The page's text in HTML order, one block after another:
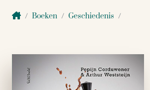
Boeken Geschiedenis